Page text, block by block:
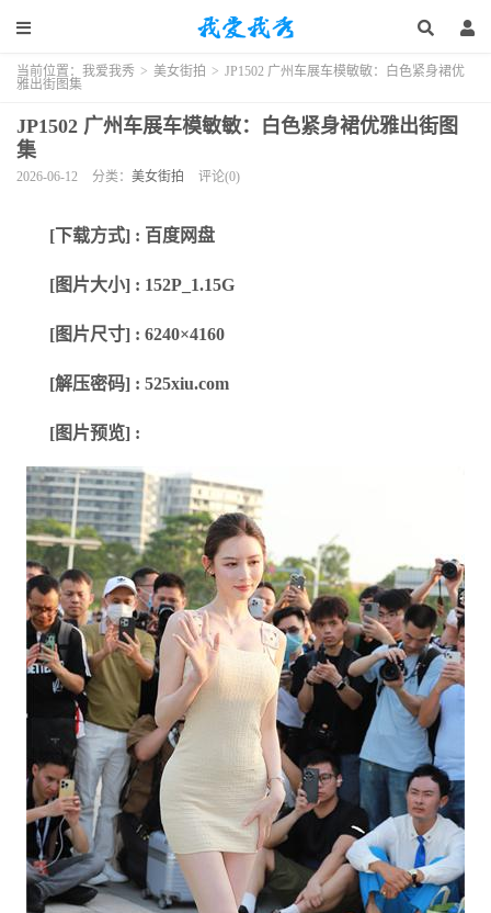
当前位置： 我爱我秀 > 美女街拍 > JP1502 广州车展车模敏敏：白色紧身裙优
雅出街图集
JP1502 广州车展车模敏敏：白色紧身裙优雅出街图
集
2026-06-12 分类： 美女街拍 评论(0)
[下载方式] : 百度网盘
[图片大小] : 152P_1.15G
[图片尺寸] : 6240×4160
[解压密码] : 525xiu.com
[图片预览] :